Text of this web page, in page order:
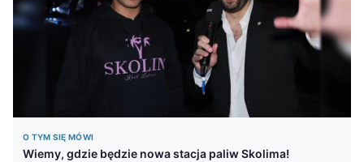
O TYM SIĘ MÓWI
Wiemy, gdzie będzie nowa stacja paliw Skolima!